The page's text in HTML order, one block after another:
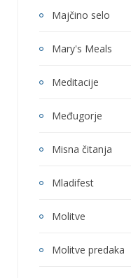
Majčino selo
Mary's Meals
Meditacije
Međugorje
Misna čitanja
Mladifest
Molitve
Molitve predaka